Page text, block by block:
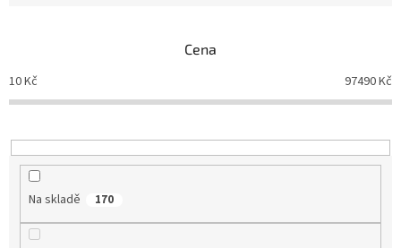
p
r
o
u
Cena
10Kč 97490Kč
Na skladě 170